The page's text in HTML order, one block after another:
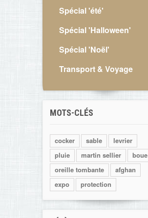
Spécial 'été'
Spécial 'Halloween'
Spécial 'Noël'
Transport & Voyage
MOTS-CLÉS
cocker sable
levrier
pluie
martin sellier
boue
oreille tombante
afghan
expo
protection